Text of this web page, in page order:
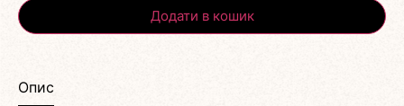
Додати в кошик
Опис